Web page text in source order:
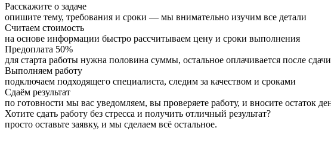
Расскажите о задаче
опишите тему, требования и сроки — мы внимательно изучим все детали
Считаем стоимость
на основе информации быстро рассчитываем цену и сроки выполнения
Предоплата 50%
для старта работы нужна половина суммы, остальное оплачивается после сдачи
Выполняем работу
подключаем подходящего специалиста, следим за качеством и сроками
Сдаём результат
по готовности мы вас уведомляем, вы проверяете работу, и вносите остаток
Хотите сдать работу без стресса и получить отличный результат?
просто оставьте заявку, и мы сделаем всё остальное.